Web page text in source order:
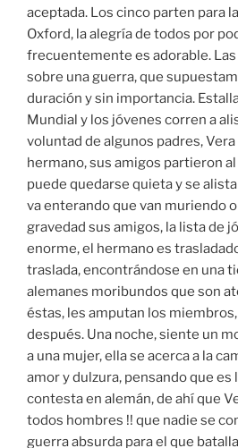
aceptada. Los cinco parten para
Oxford, la alegría de todos por
frecuentemente es adorable.
sobre una guerra, que
duración y sin importancia.
Mundial y los jóvenes corren a
voluntad de algunos padres,
hermano, sus amigos partieron
puede quedarse quieta y se
va enterando que van muriendo
gravedad sus amigos, la lista de
enorme, el hermano es
traslada, encontrándose en una
alemanes moribundos que son
éstas, les amputan los
después. Una noche, siente un
a una mujer, ella se acerca a la
amor y dulzura, pensando que es
contesta en alemán, de ahí que
todos hombres !! que nadie se
guerra absurda para el que